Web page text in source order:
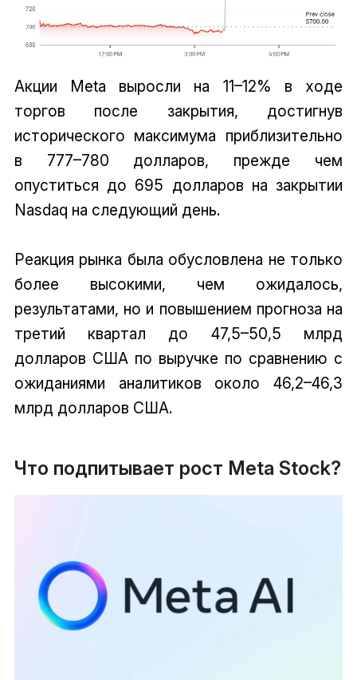
Акции Meta выросли на 11–12% в ходе
торгов после закрытия, достигнув
исторического максимума приблизительно
в 777–780 долларов, прежде чем
опуститься до 695 долларов на закрытии
Nasdaq на следующий день.
Реакция рынка была обусловлена не только
более высокими, чем ожидалось,
результатами, но и повышением прогноза на
третий квартал до 47,5–50,5 млрд
долларов США по выручке по сравнению с
ожиданиями аналитиков около 46,2–46,3
млрд долларов США.
Что подпитывает рост Meta Stock?